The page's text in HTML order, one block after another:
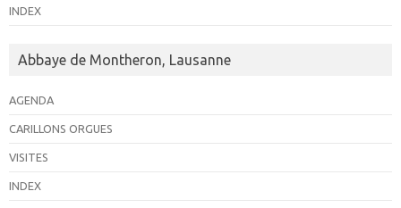
INDEX
Abbaye de Montheron, Lausanne
AGENDA
CARILLONS ORGUES
VISITES
INDEX